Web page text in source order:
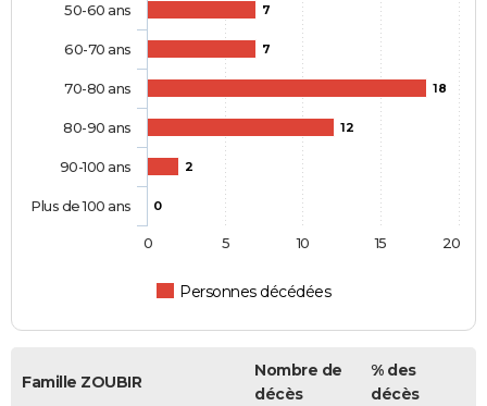
7
7
18
12
2
0
Personnes décédées
50-60 ans
60-70 ans
70-80 ans
80-90 ans
90-100 ans
Plus de 100 ans
0 5 10 15 20
Famille ZOUBIR
Nombre de
décès
% des
décès